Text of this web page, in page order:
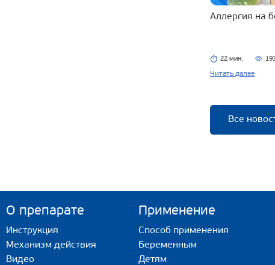
Аллергия на
22 мин.
Читать далее
Все
О препарате
Инструкция
Механизм действия
Видео
Применение
Способ применения
Беременным
Детям